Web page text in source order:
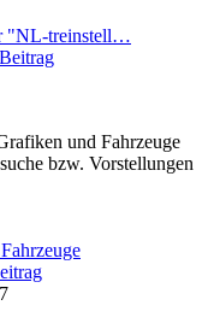
"NL-treinstell…
und Fahrzeuge
bzw. Vorstellungen